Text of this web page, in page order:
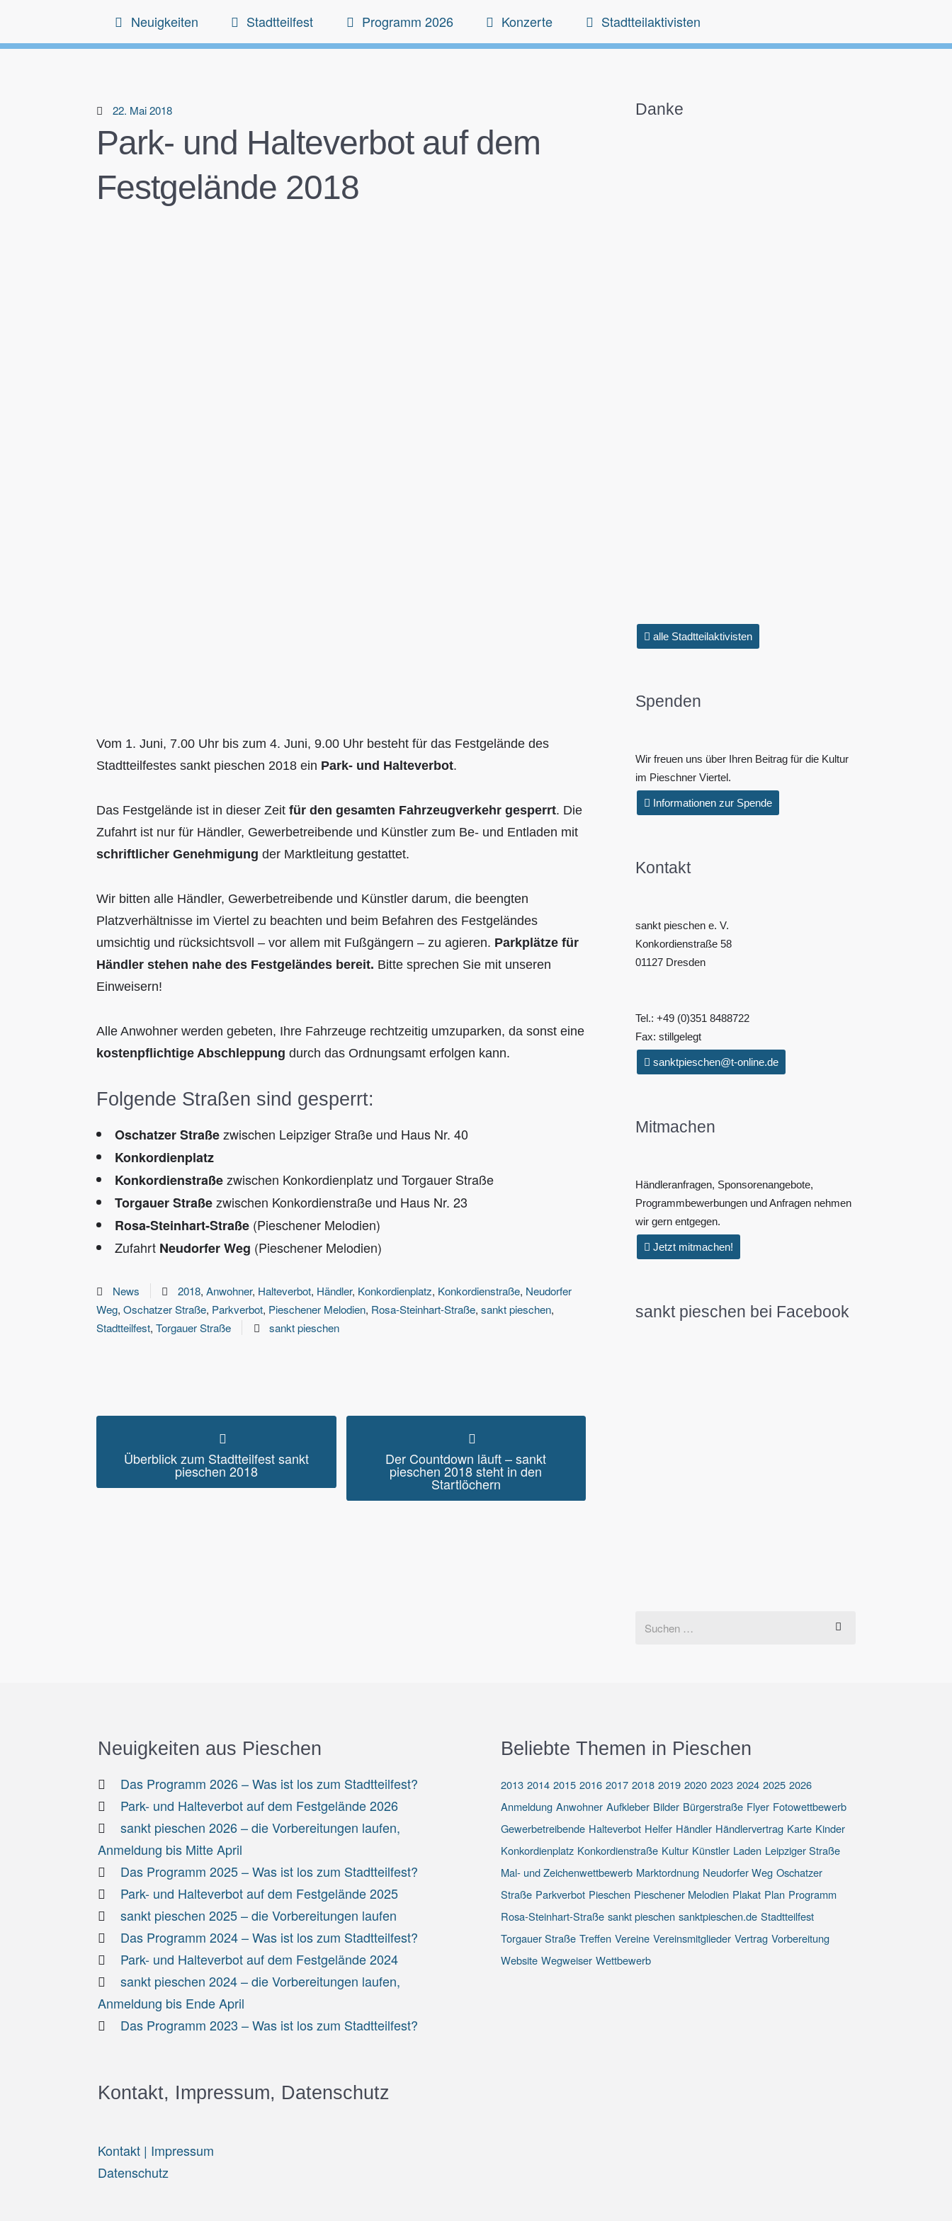
Neuigkeiten Stadtteilfest Programm 2026 Konzerte Stadtteilaktivisten
22. Mai 2018
Park- und Halteverbot auf dem
Festgelände 2018
Vom 1. Juni, 7.00 Uhr bis zum 4. Juni, 9.00 Uhr besteht für das Festgelände des
Stadtteilfestes sankt pieschen 2018 ein Park- und Halteverbot.
Das Festgelände ist in dieser Zeitfür den gesamten Fahrzeugverkehr gesperrt. Die
Zufahrt ist nur für Händler, Gewerbetreibende und Künstler zum Be- und Entladen mit
schriftlicher Genehmigung der Marktleitung gestattet.
Wir bitten alle Händler, Gewerbetreibende und Künstler darum, die beengten
Platzverhältnisse im Viertel zu beachten und beim Befahren des Festgeländes
umsichtig und rücksichtsvoll – vor allem mit Fußgängern – zu agieren. Parkplätze für
Händler stehen nahe des Festgeländes bereit. Bitte sprechen Sie mit unseren
Einweisern!
Alle Anwohner werden gebeten, Ihre Fahrzeuge rechtzeitig umzuparken, da sonst eine
kostenpflichtige Abschleppung durch das Ordnungsamt erfolgen kann.
Folgende Straßen sind gesperrt:
Oschatzer Straßezwischen Leipziger Straße und Haus Nr. 40
Konkordienplatz
Konkordienstraßezwischen Konkordienplatz und Torgauer Straße
Torgauer Straßezwischen Konkordienstraße und Haus Nr. 23
Rosa-Steinhart-Straße (Pieschener Melodien)
Zufahrt Neudorfer Weg (Pieschener Melodien)
News 2018,Anwohner, Halteverbot, Händler, Konkordienplatz, Konkordienstraße, Neudorfer
Weg,Oschatzer Straße, Parkverbot, Pieschener Melodien, Rosa-Steinhart-Straße,sankt pieschen,
Stadtteilfest,Torgauer Straße sankt pieschen
Überblick zum Stadtteilfest sankt
pieschen 2018
Der Countdown läuft – sankt
pieschen 2018 steht in den
Startlöchern
Danke
alle Stadtteilaktivisten
Spenden
Wir freuen uns über Ihren Beitrag für die Kultur
im Pieschner Viertel.
Informationen zur Spende
Kontakt
sankt pieschen e. V.
Konkordienstraße 58
01127 Dresden
Tel.: +49 (0)351 8488722
Fax: stillgelegt
sanktpieschen@t-online.de
Mitmachen
Händleranfragen, Sponsorenangebote,
Programmbewerbungen und Anfragen nehmen
wir gern entgegen.
Jetzt mitmachen!
sankt pieschen bei Facebook
Neuigkeiten aus Pieschen
Das Programm 2026 – Was ist los zum Stadtteilfest?
Park- und Halteverbot auf dem Festgelände 2026
sankt pieschen 2026 – die Vorbereitungen laufen,
Anmeldung bis Mitte April
Das Programm 2025 – Was ist los zum Stadtteilfest?
Park- und Halteverbot auf dem Festgelände 2025
sankt pieschen 2025 – die Vorbereitungen laufen
Das Programm 2024 – Was ist los zum Stadtteilfest?
Park- und Halteverbot auf dem Festgelände 2024
sankt pieschen 2024 – die Vorbereitungen laufen,
Anmeldung bis Ende April
Das Programm 2023 – Was ist los zum Stadtteilfest?
Kontakt, Impressum, Datenschutz
Kontakt | Impressum
Datenschutz
Beliebte Themen in Pieschen
2013 2014 2015 2016 2017 2018 2019 2020 2023 2024 2025 2026
Anmeldung Anwohner Aufkleber Bilder Bürgerstraße Flyer Fotowettbewerb
Gewerbetreibende Halteverbot Helfer Händler Händlervertrag Karte Kinder
Konkordienplatz Konkordienstraße Kultur Künstler Laden Leipziger Straße
Mal- und Zeichenwettbewerb Marktordnung Neudorfer Weg Oschatzer
Straße Parkverbot Pieschen Pieschener Melodien Plakat Plan Programm
Rosa-Steinhart-Straße sankt pieschen sanktpieschen.de Stadtteilfest
Torgauer Straße Treffen Vereine Vereinsmitglieder Vertrag Vorbereitung
Website Wegweiser Wettbewerb